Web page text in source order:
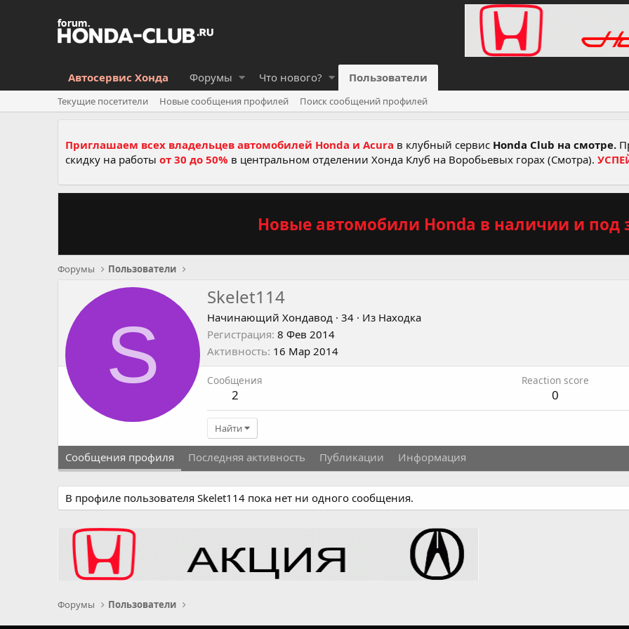
Автосервис Хонда Форумы Что нового? Пользователи
Текущие посетители Новые сообщения профилей Поиск сообщений профилей
Приглашаем всех владельцев автомобилей Honda и Acura в клубный сервис Honda Club на смотре.
скидку на работы от 30 до 50% в центральном отделении Хонда Клуб на Воробьевых горах (Смотра).
Новые автомобили Honda в наличии и под
Форумы Пользователи
S
Skelet114
Начинающий Хондавод · 34 · Из Находка
Регистрация 8 Фев 2014
Активность 16 Мар 2014
Сообщения
2
Reaction score
0
Найти
Сообщения профиля Последняя активность Публикации Информация
В профиле пользователя Skelet114 пока нет ни одного сообщения.
Форумы Пользователи